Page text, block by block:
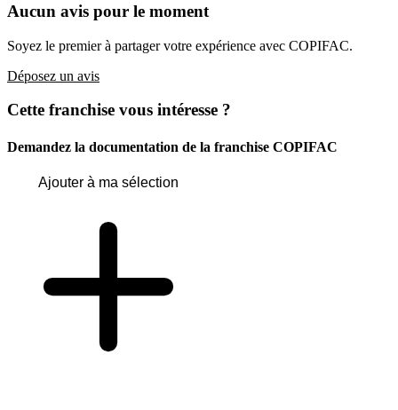
Aucun avis pour le moment
Soyez le premier à partager votre expérience avec COPIFAC.
Déposez un avis
Cette franchise vous intéresse ?
Demandez la documentation de la franchise COPIFAC
Ajouter à ma sélection